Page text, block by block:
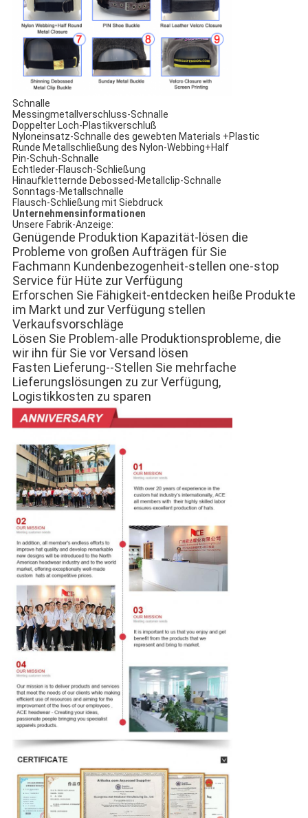
Schnalle
Messingmetallverschluss-Schnalle
Doppelter Loch-Plastikverschluß
Nyloneinsatz-Schnalle des gewebten Materials +Plastic
Runde Metallschließung des Nylon-Webbing+Half
Pin-Schuh-Schnalle
Echtleder-Flausch-Schließung
Hinaufkletternde Debossed-Metallclip-Schnalle
Sonntags-Metallschnalle
Flausch-Schließung mit Siebdruck
Unternehmensinformationen
Unsere Fabrik-Anzeige:
Genügende Produktion Kapazität-lösen die
Probleme von großen Aufträgen für Sie
Fachmann Kundenbezogenheit-stellen one-stop
Service für Hüte zur Verfügung
Erforschen Sie Fähigkeit-entdecken heiße Produkte
im Markt und zur Verfügung stellen
Verkaufsvorschläge
Lösen Sie Problem-alle Produktionsprobleme, die
wir ihn für Sie vor Versand lösen
Fasten Lieferung--Stellen Sie mehrfache
Lieferungslösungen zu zur Verfügung,
Logistikkosten zu sparen